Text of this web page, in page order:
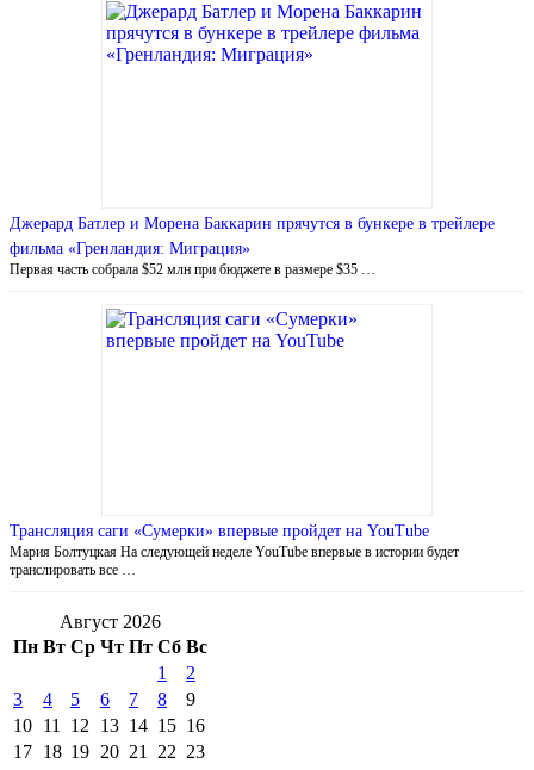
Джерард Батлер и Морена Баккарин прячутся в бункере в трейлере
фильма «Гренландия: Миграция»
Первая часть собрала $52 млн при бюджете в размере $35 …
Трансляция саги «Сумерки» впервые пройдет на YouTube
Мария Болтуцкая На следующей неделе YouTube впервые в истории будет
транслировать все …
Август 2026
Пн Вт Ср Чт Пт Сб Вс
1
2
3
4 5 6 7 8
9
10 11 12 13 14 15 16
17 18 19 20 21 22 23